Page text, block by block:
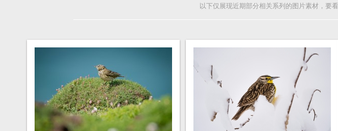
以下仅展现近期部分相关系列的图片素材，要